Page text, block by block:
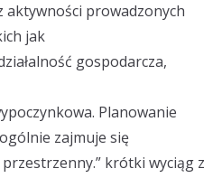
aktywności prowadzonych
jak
gospodarcza,
Planowanie
zajmuje się
przestrzenny.” krótki wyciąg z